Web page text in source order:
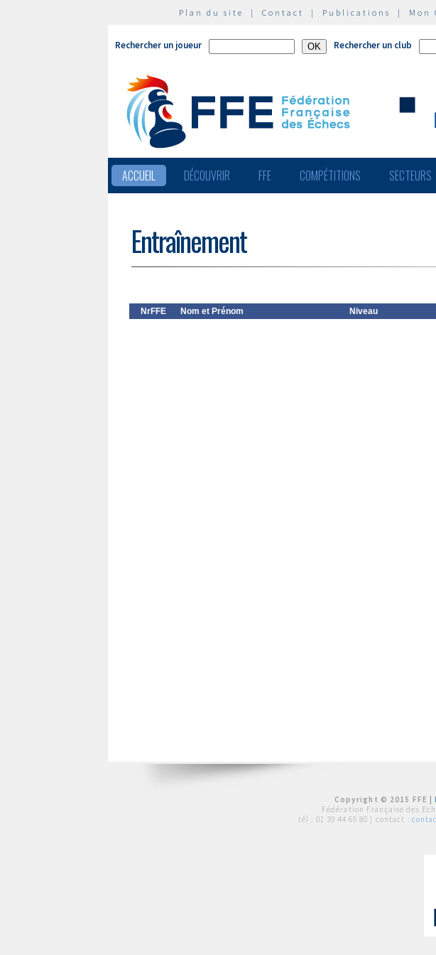
Plan du site | Contact | Publications | Mon
Rechercher un joueur Rechercher un club
ACCUEIL DÉCOUVRIR FFE COMPÉTITIONS SECTEURS
Entraînement
NrFFE Nom et Prénom Niveau
Copyright © 2015 FFE |
Fédération Française des
tél : 01 39 44 65 80 | contact :